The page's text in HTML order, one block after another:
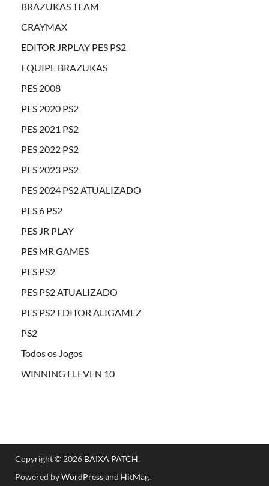
BRAZUKAS TEAM
CRAYMAX
EDITOR JRPLAY PES PS2
EQUIPE BRAZUKAS
PES 2008
PES 2020 PS2
PES 2021 PS2
PES 2022 PS2
PES 2023 PS2
PES 2024 PS2 ATUALIZADO
PES 6 PS2
PES JR PLAY
PES MR GAMES
PES PS2
PES PS2 ATUALIZADO
PES PS2 EDITOR ALIGAMEZ
PS2
Todos os Jogos
WINNING ELEVEN 10
Copyright © 2026 BAIXA PATCH.
Powered byWordPressand HitMag.